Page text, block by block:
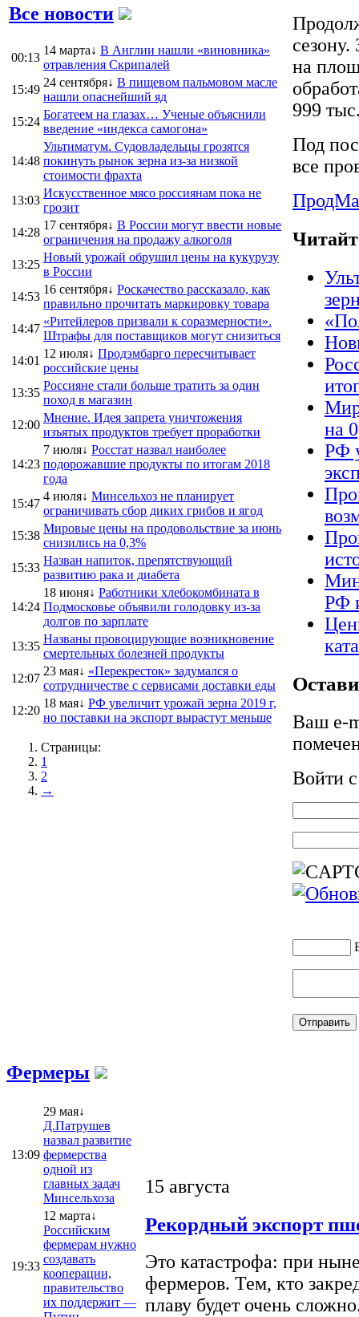
Все новости
00:13
14 марта↓ В Англии нашли «виновника»
отравления Скрипалей
15:49
24 сентября↓ В пищевом пальмовом масле
нашли опаснейший яд
15:24
Богатеем на глазах… Ученые объяснили
введение «индекса самогона»
14:48
Ультиматум. Судовладельцы грозятся
покинуть рынок зерна из-за низкой
стоимости фрахта
13:03
Искусственное мясо россиянам пока не
грозит
14:28
17 сентября↓ В России могут ввести новые
ограничения на продажу алкоголя
13:25
Новый урожай обрушил цены на кукурузу
в России
14:53
16 сентября↓ Роскачество рассказало, как
правильно прочитать маркировку товара
14:47
«Ритейлеров призвали к соразмерности».
Штрафы для поставщиков могут снизиться
14:01
12 июля↓ Продэмбарго пересчитывает
российские цены
13:35
Россияне стали больше тратить за один
поход в магазин
12:00
Мнение. Идея запрета уничтожения
изъятых продуктов требует проработки
14:23
7 июля↓ Росстат назвал наиболее
подорожавшие продукты по итогам 2018
года
15:47
4 июля↓ Минсельхоз не планирует
ограничивать сбор диких грибов и ягод
15:38
Мировые цены на продовольствие за июнь
снизились на 0,3%
15:33
Назван напиток, препятствующий
развитию рака и диабета
14:24
18 июня↓ Работники хлебокомбината в
Подмосковье объявили голодовку из-за
долгов по зарплате
13:35
Названы провоцирующие возникновение
смертельных болезней продукты
12:07
23 мая↓ «Перекресток» задумался о
сотрудничестве с сервисами доставки еды
12:20
18 мая↓ РФ увеличит урожай зерна 2019 г,
но поставки на экспорт вырастут меньше
Страницы:
1
2
→
на
999
Под
все
на
РФ
РФ
Ваш e-
Войти
Фермеры
13:09
29 мая↓
Д.Патрушев
назвал развитие
фермерства
одной из
главных задач
Минсельхоза
19:33
12 марта↓
Российским
фермерам нужно
создавать
кооперации,
правительство
их поддержит —
15 августа
Рекордный экспорт
Это катастрофа: при
фермеров. Тем, кто
плаву будет очень